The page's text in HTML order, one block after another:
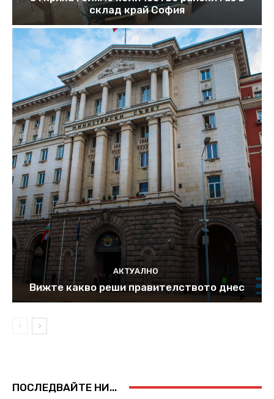
склад край София
АКТУАЛНО
Вижте какво реши правителството днес
ПОСЛЕДВАЙТЕ НИ...